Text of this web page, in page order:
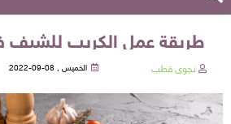
طريقة عمل الكريب للشيف
نجوى قطب الخميس , 08-09-2022